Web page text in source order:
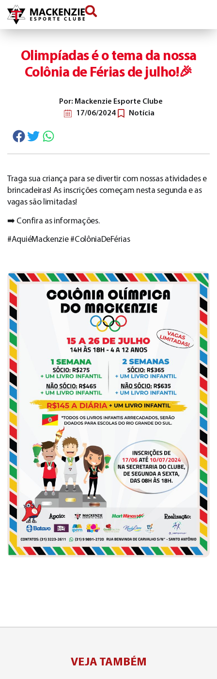
conteúdo
Olimpíadas é o tema da nossa
Colônia de Férias de julho!🎉
Por: Mackenzie Esporte Clube
17/06/2024
Notícia
Traga sua criança para se divertir com nossas atividades e
brincadeiras! As inscrições começam nesta segunda e as
vagas são limitadas!
➡️ Confira as informações.
#AquiéMackenzie #ColôniaDeFérias
VEJA TAMBÉM